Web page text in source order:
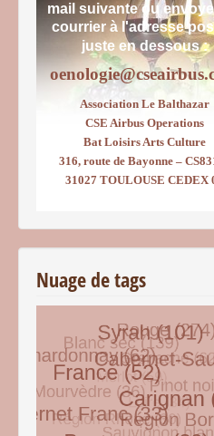
mail suivante ou
courrierà l'adresse
juste en dessous :
Association Le Balthazar
CSE Airbus Operations
Bat Loisirs Arts Culture
316, route de Bayonne –
31027 TOULOUSE CEDEX
Nuage de tags